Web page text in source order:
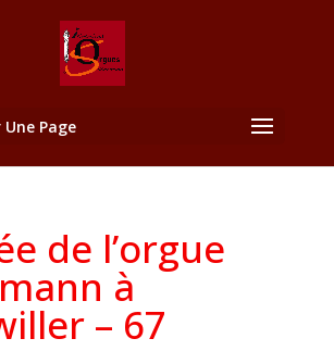
Page
de l’orgue
à
– 67